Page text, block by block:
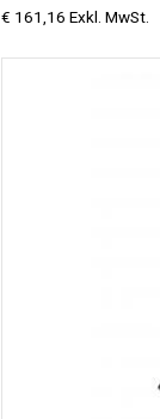
€ 161,16 Exkl. MwSt.